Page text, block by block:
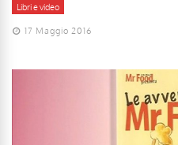
Libri e video
17 Maggio 2016